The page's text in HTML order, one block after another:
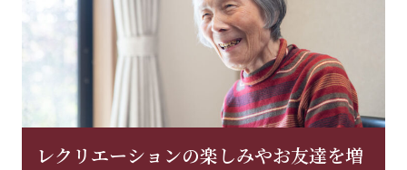
レクリエーションの楽しみやお友達を増